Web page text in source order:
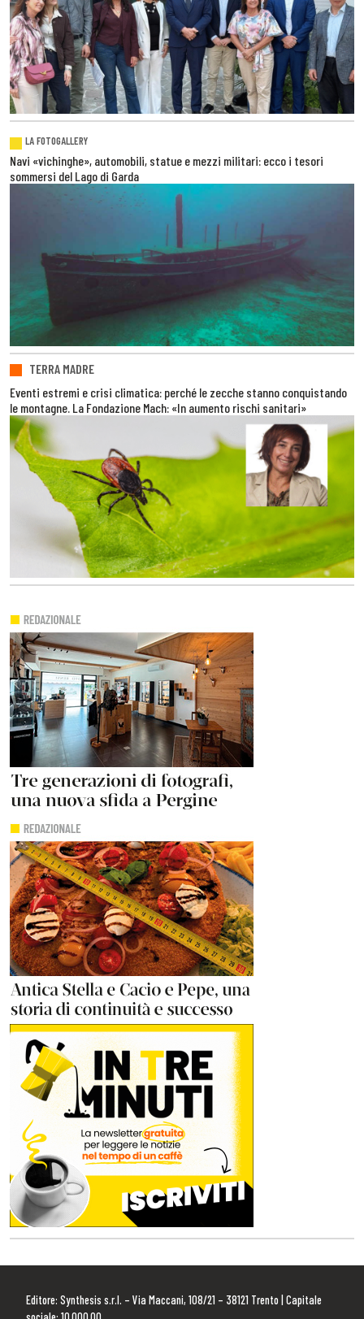
LA FOTOGALLERY
Navi «vichinghe», automobili, statue e mezzi militari: ecco i tesori
sommersi del Lago di Garda
TERRA MADRE
Eventi estremi e crisi climatica: perché le zecche stanno conquistando
le montagne. La Fondazione Mach: «In aumento rischi sanitari»
Editore: Synthesis s.r.l. – Via Maccani, 108/21 – 38121 Trento | Capitale